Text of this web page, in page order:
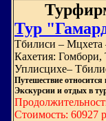
Тур
Тбилиси – Мцхета
Кахетия:
Уплисцихе–
Путешествие относится
Экскурсии и отдых в
Стоимость: 60927